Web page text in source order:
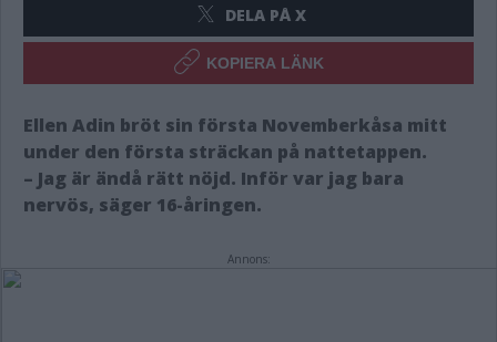
DELA PÅ X
KOPIERA LÄNK
Ellen Adin bröt sin första Novemberkåsa mitt
under den första sträckan på nattetappen.
– Jag är ändå rätt nöjd. Inför var jag bara
nervös, säger 16-åringen.
Annons: